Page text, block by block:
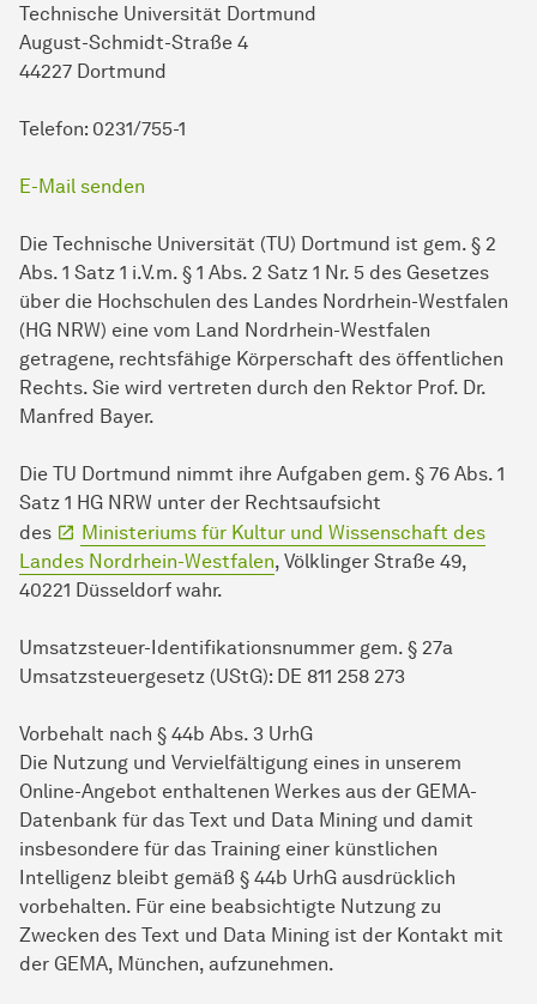
Technische Universität Dortmund
August-Schmidt-Straße 4
44227 Dortmund
Telefon: 0231/755-1
E-Mail senden
Die Technische Universität (TU) Dortmund ist gem. § 2
Abs. 1 Satz 1 i.V.m. § 1 Abs. 2 Satz 1 Nr. 5 des Gesetzes
über die Hochschulen des Landes Nordrhein-Westfalen
(HG NRW) eine vom Land Nordrhein-Westfalen
getragene, rechtsfähige Körperschaft des öffentlichen
Rechts. Sie wird vertreten durch den Rektor Prof. Dr.
Manfred Bayer.
Die TU Dortmund nimmt ihre Aufgaben gem. § 76 Abs. 1
Satz 1 HG NRW unter der Rechtsaufsicht
des
Ministeriums für Kultur und Wissenschaft des
Landes Nordrhein-Westfalen, Völklinger Straße 49,
40221 Düsseldorf wahr.
Umsatzsteuer-Identifikationsnummer gem. § 27a
Umsatzsteuergesetz (UStG): DE 811 258 273
Vorbehalt nach § 44b Abs. 3 UrhG
Die Nutzung und Vervielfältigung eines in unserem
Online-Angebot enthaltenen Werkes aus der GEMA-
Datenbank für das Text und Data Mining und damit
insbesondere für das Training einer künstlichen
Intelligenz bleibt gemäß § 44b UrhG ausdrücklich
vorbehalten. Für eine beabsichtigte Nutzung zu
Zwecken des Text und Data Mining ist der Kontakt mit
der GEMA, München, aufzunehmen.